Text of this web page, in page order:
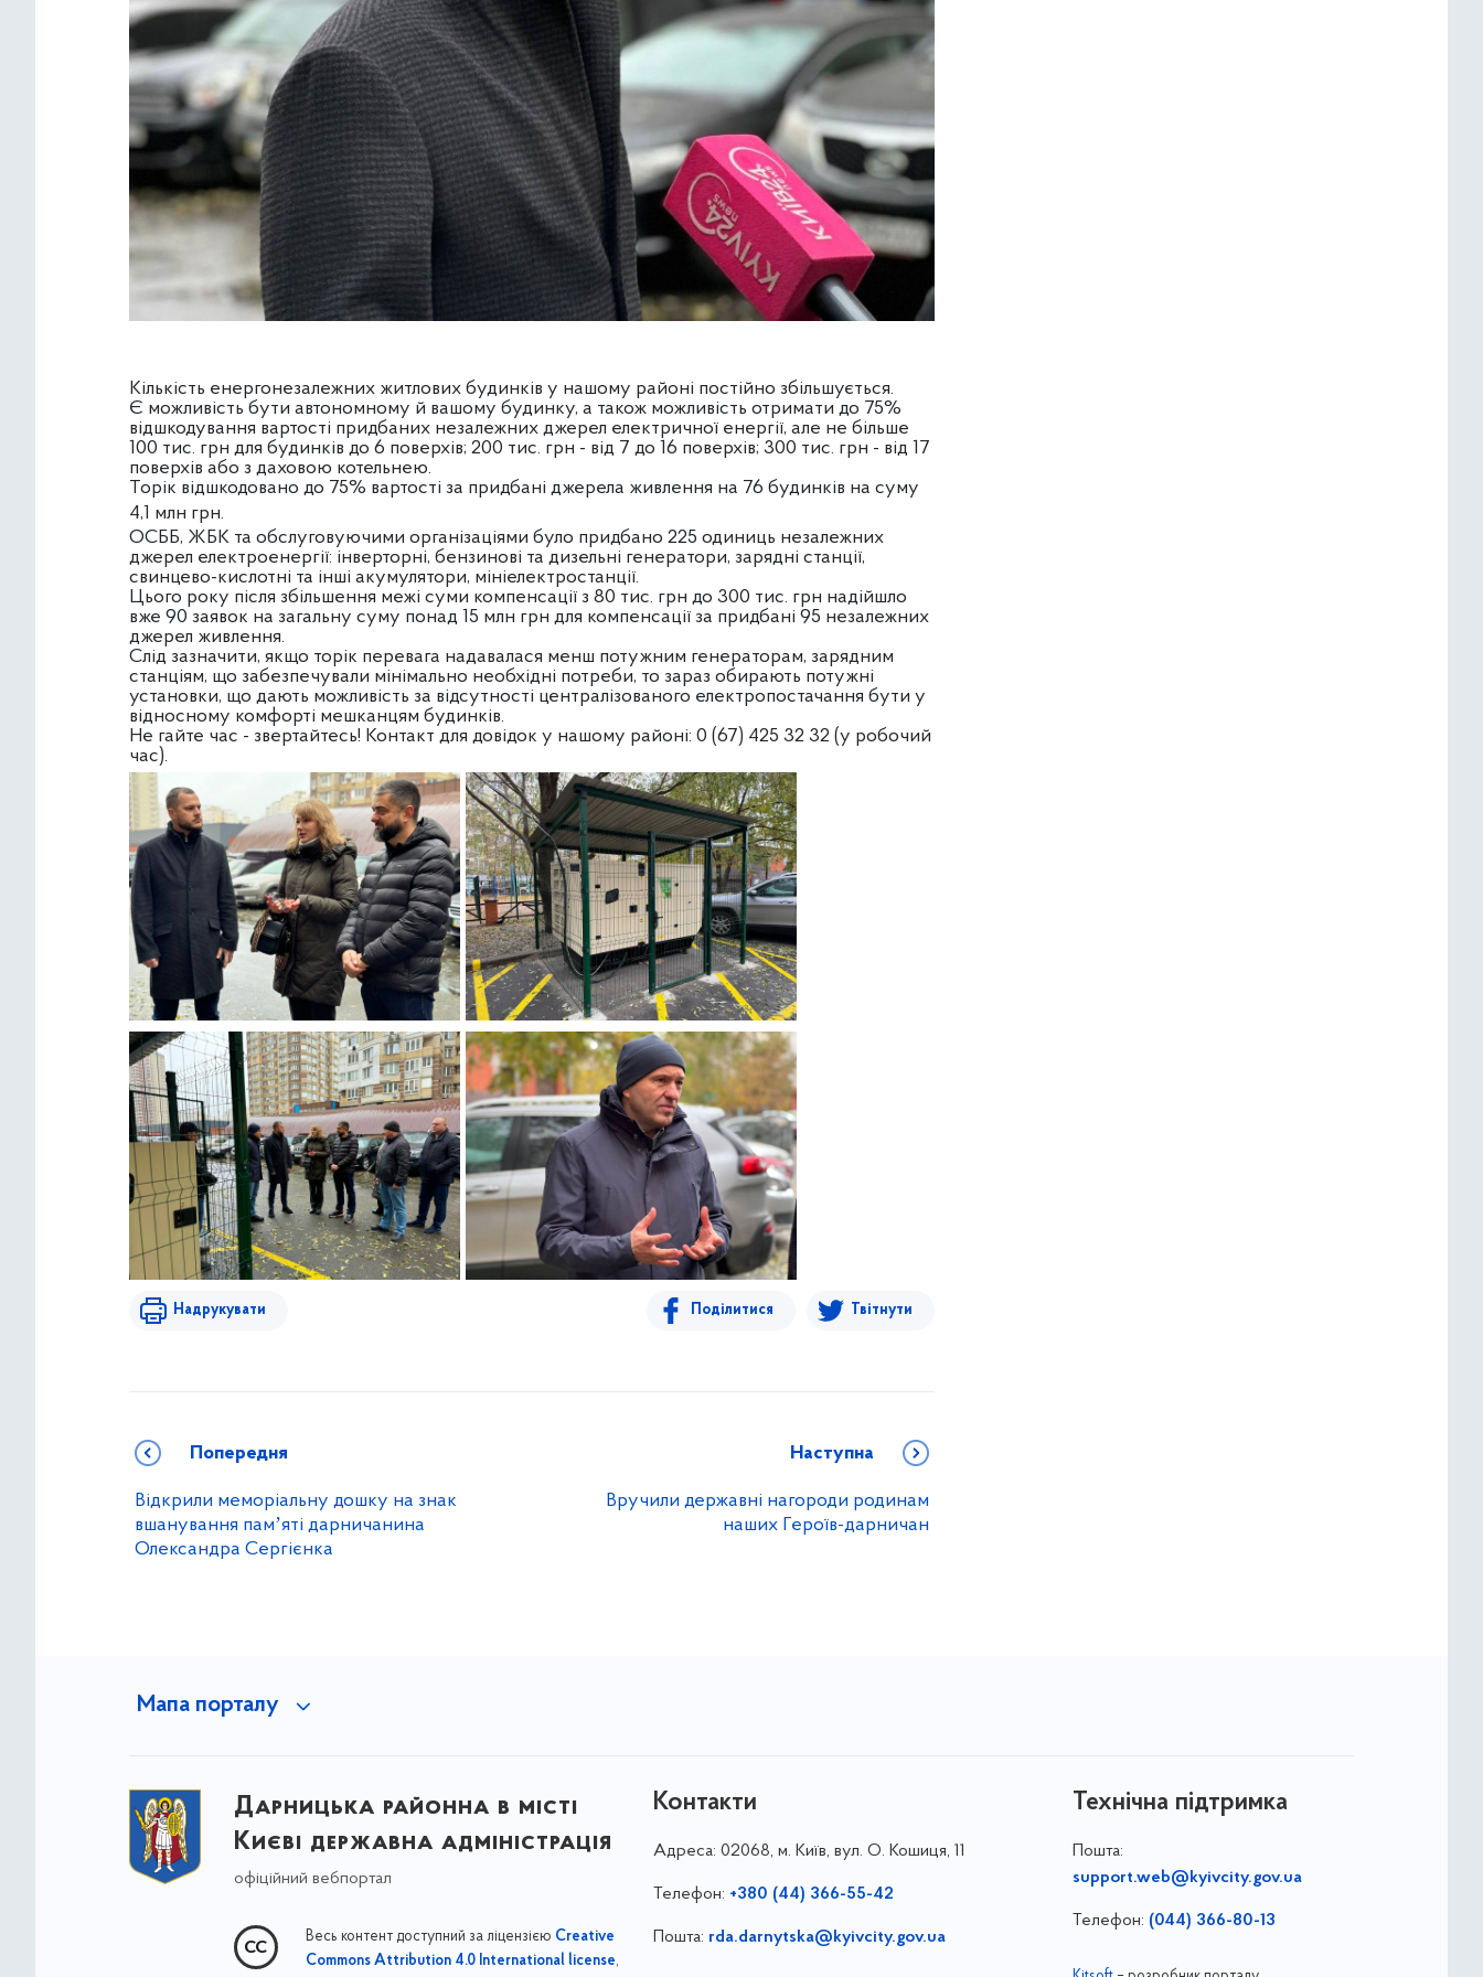
Кількість енергонезалежних житлових будинків у нашому районі постійно збільшується.
Є можливість бути автономному й вашому будинку, а також можливість отримати до 75%
відшкодування вартості придбаних незалежних джерел електричної енергії, але не більше
100 тис. грн для будинків до 6 поверхів; 200 тис. грн - від 7 до 16 поверхів; 300 тис. грн - від 17
поверхів або з даховою котельнею.
Торік відшкодовано до 75% вартості за придбані джерела живлення на 76 будинків на суму
4,1 млн грн.
ОСББ, ЖБК та обслуговуючими організаціями було придбано 225 одиниць незалежних
джерел електроенергії: інверторні, бензинові та дизельні генератори, зарядні станції,
свинцево-кислотні та інші акумулятори, мініелектростанції.
Цього року після збільшення межі суми компенсації з 80 тис. грн до 300 тис. грн надійшло
вже 90 заявок на загальну суму понад 15 млн грн для компенсації за придбані 95 незалежних
джерел живлення.
Слід зазначити, якщо торік перевага надавалася менш потужним генераторам, зарядним
станціям, що забезпечували мінімально необхідні потреби, то зараз обирають потужні
установки, що дають можливість за відсутності централізованого електропостачання бути у
відносному комфорті мешканцям будинків.
Не гайте час - звертайтесь! Контакт для довідок у нашому районі: 0 (67) 425 32 32 (у робочий
час).
Надрукувати Поділитися Твітнути
Попередня
Відкрили меморіальну дошку на знак
вшанування памʼяті дарничанина
Олександра Сергієнка
Наступна
Вручили державні нагороди родинам
наших Героїв-дарничан
Мапа порталу
Дарницька районна в місті
Києві державна адміністрація
офіційний вебпортал
Весь контент доступний за ліцензією Creative
Commons Attribution 4.0 International license,
Контакти
Адреса: 02068, м. Київ, вул. О. Кошиця, 11
Телефон: +380 (44) 366-55-42
Пошта: rda.darnytska@kyivcity.gov.ua
Технічна підтримка
Пошта:
support.web@kyivcity.gov.ua
Телефон: (044) 366-80-13